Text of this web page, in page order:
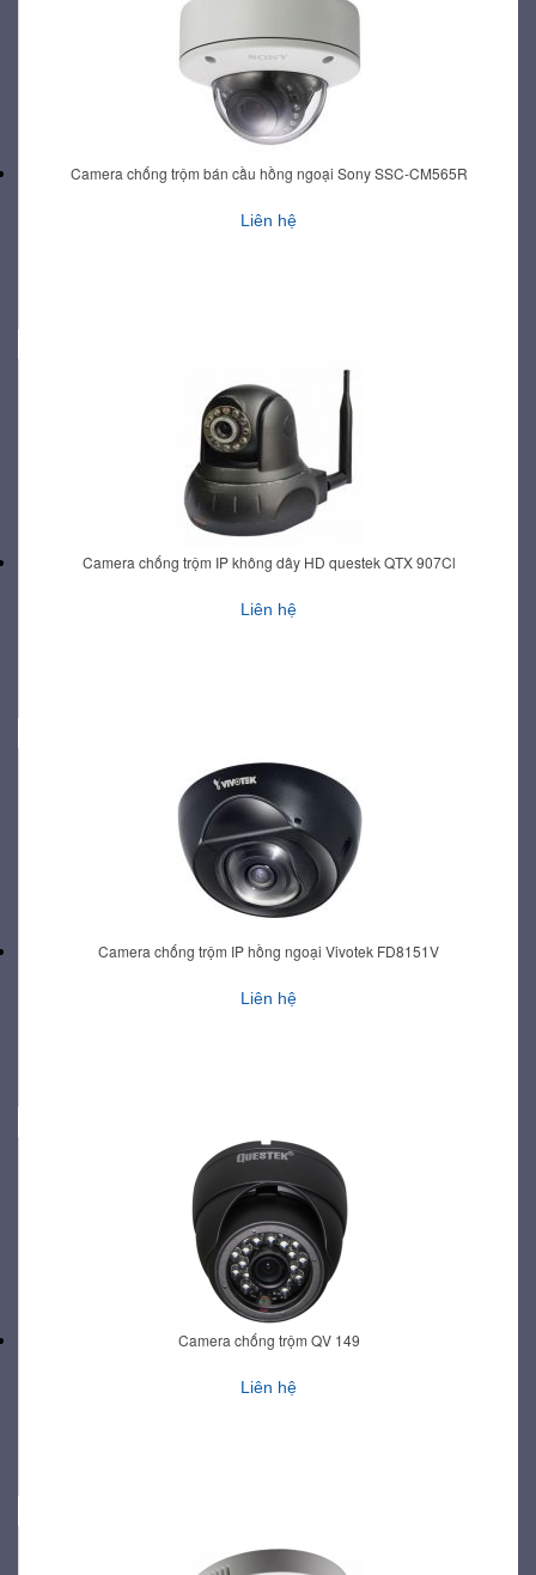
Camera chống trộm bán cầu hồng ngoại Sony SSC-CM565R
Liên hệ
Camera chống trộm IP không dây HD questek QTX 907Cl
Liên hệ
Camera chống trộm IP hồng ngoại Vivotek FD8151V
Liên hệ
Camera chống trộm QV 149
Liên hệ